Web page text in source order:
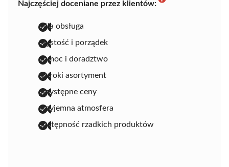
Najczęściej doceniane przez klientów:
miła obsługa
czystość i porządek
pomoc i doradztwo
szeroki asortyment
przystępne ceny
przyjemna atmosfera
dostępność rzadkich produktów